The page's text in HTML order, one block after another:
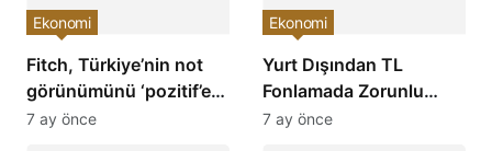
Fitch, Türkiye’nin not
görünümünü ‘pozitif’e
çevirdi ve yatırımcıların
Ekonomi
7 ay önce
Yurt Dışından TL
Fonlamada Zorunlu
Karşılık Oranları
Ekonomi
7 ay önce